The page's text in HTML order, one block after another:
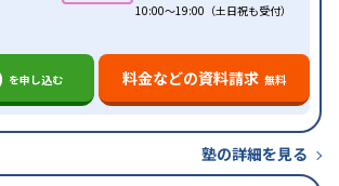
10:00～19:00（土日祝も受付）
を申し込む 料金などの資料請求 無料
塾の詳細を見る